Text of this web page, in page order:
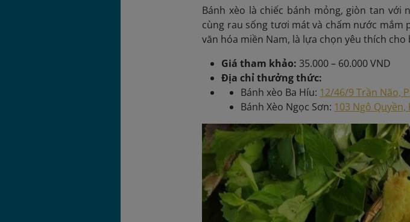
Bánh xèo là chiếc bánh mỏng, giòn tan
cùng rau sống tươi mát và chấm nước mắm
văn hóa miền Nam, là lựa chọn yêu thích
Giá tham khảo: 35.000 – 60.000 VND
Địa chỉ thưởng thức:
Bánh xèo Ba Híu: 12/46/9 Trần Não,
Bánh Xèo Ngọc Sơn: 103 Ngô